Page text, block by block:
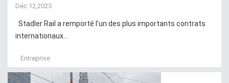
Déc 12,2025
Stadler Rail a remporté l’un des plus importants contrats
internationaux...
Entreprise